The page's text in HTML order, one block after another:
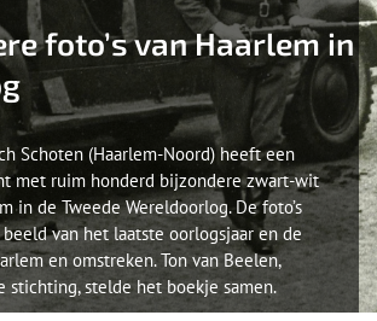
foto’s van Haarlem in
Schoten (Haarlem-Noord) heeft een
met ruim honderd bijzondere zwart-wit
in de Tweede Wereldoorlog. De foto’s
van het laatste oorlogsjaar en de
en omstreken. Ton van Beelen,
stichting, stelde het boekje samen.